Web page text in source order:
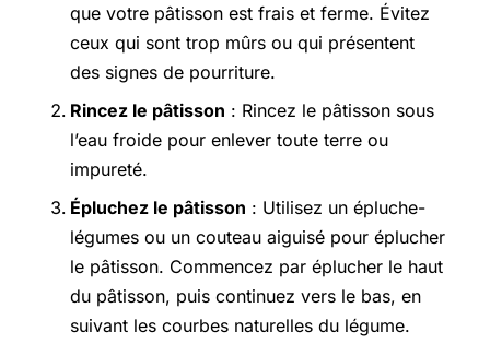
que votre pâtisson est frais et ferme. Évitez
ceux qui sont trop mûrs ou qui présentent
des signes de pourriture.
Rincez le pâtisson : Rincez le pâtisson sous
l’eau froide pour enlever toute terre ou
impureté.
Épluchez le pâtisson : Utilisez un épluche-
légumes ou un couteau aiguisé pour éplucher
le pâtisson. Commencez par éplucher le haut
du pâtisson, puis continuez vers le bas, en
suivant les courbes naturelles du légume.